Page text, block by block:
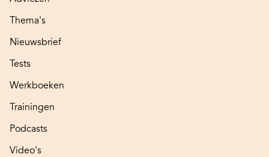
Thema's
Nieuwsbrief
Tests
Werkboeken
Trainingen
Podcasts
Video's